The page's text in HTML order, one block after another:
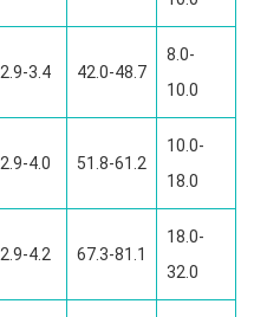
2.9-3.4 42.0-48.7
8.0-
10.0
2.9-4.0 51.8-61.2
10.0-
18.0
2.9-4.2 67.3-81.1
18.0-
32.0